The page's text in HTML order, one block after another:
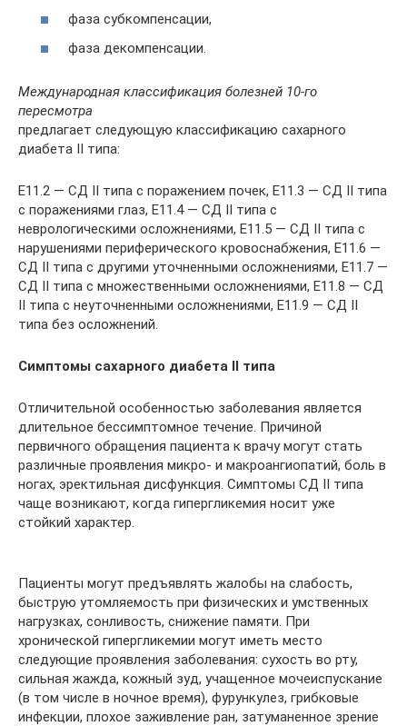
фаза субкомпенсации,
фаза декомпенсации.
Международная классификация болезней 10-го
пересмотра
предлагает следующую классификацию сахарного
диабета II типа:
E11.2 — СД II типа с поражением почек, E11.3 — СД II типа
с поражениями глаз, E11.4 — СД II типа с
неврологическими осложнениями, E11.5 — СД II типа с
нарушениями периферического кровоснабжения, E11.6 —
СД II типа с другими уточненными осложнениями, E11.7 —
СД II типа с множественными осложнениями, E11.8 — СД
II типа с неуточненными осложнениями, E11.9 — СД II
типа без осложнений.
Симптомы сахарного диабета II типа
Отличительной особенностью заболевания является
длительное бессимптомное течение. Причиной
первичного обращения пациента к врачу могут стать
различные проявления микро- и макроангиопатий, боль в
ногах, эректильная дисфункция. Симптомы СД II типа
чаще возникают, когда гипергликемия носит уже
стойкий характер.
Пациенты могут предъявлять жалобы на слабость,
быструю утомляемость при физических и умственных
нагрузках, сонливость, снижение памяти. При
хронической гипергликемии могут иметь место
следующие проявления заболевания: сухость во рту,
сильная жажда, кожный зуд, учащенное мочеиспускание
(в том числе в ночное время), фурункулез, грибковые
инфекции, плохое заживление ран, затуманенное зрение